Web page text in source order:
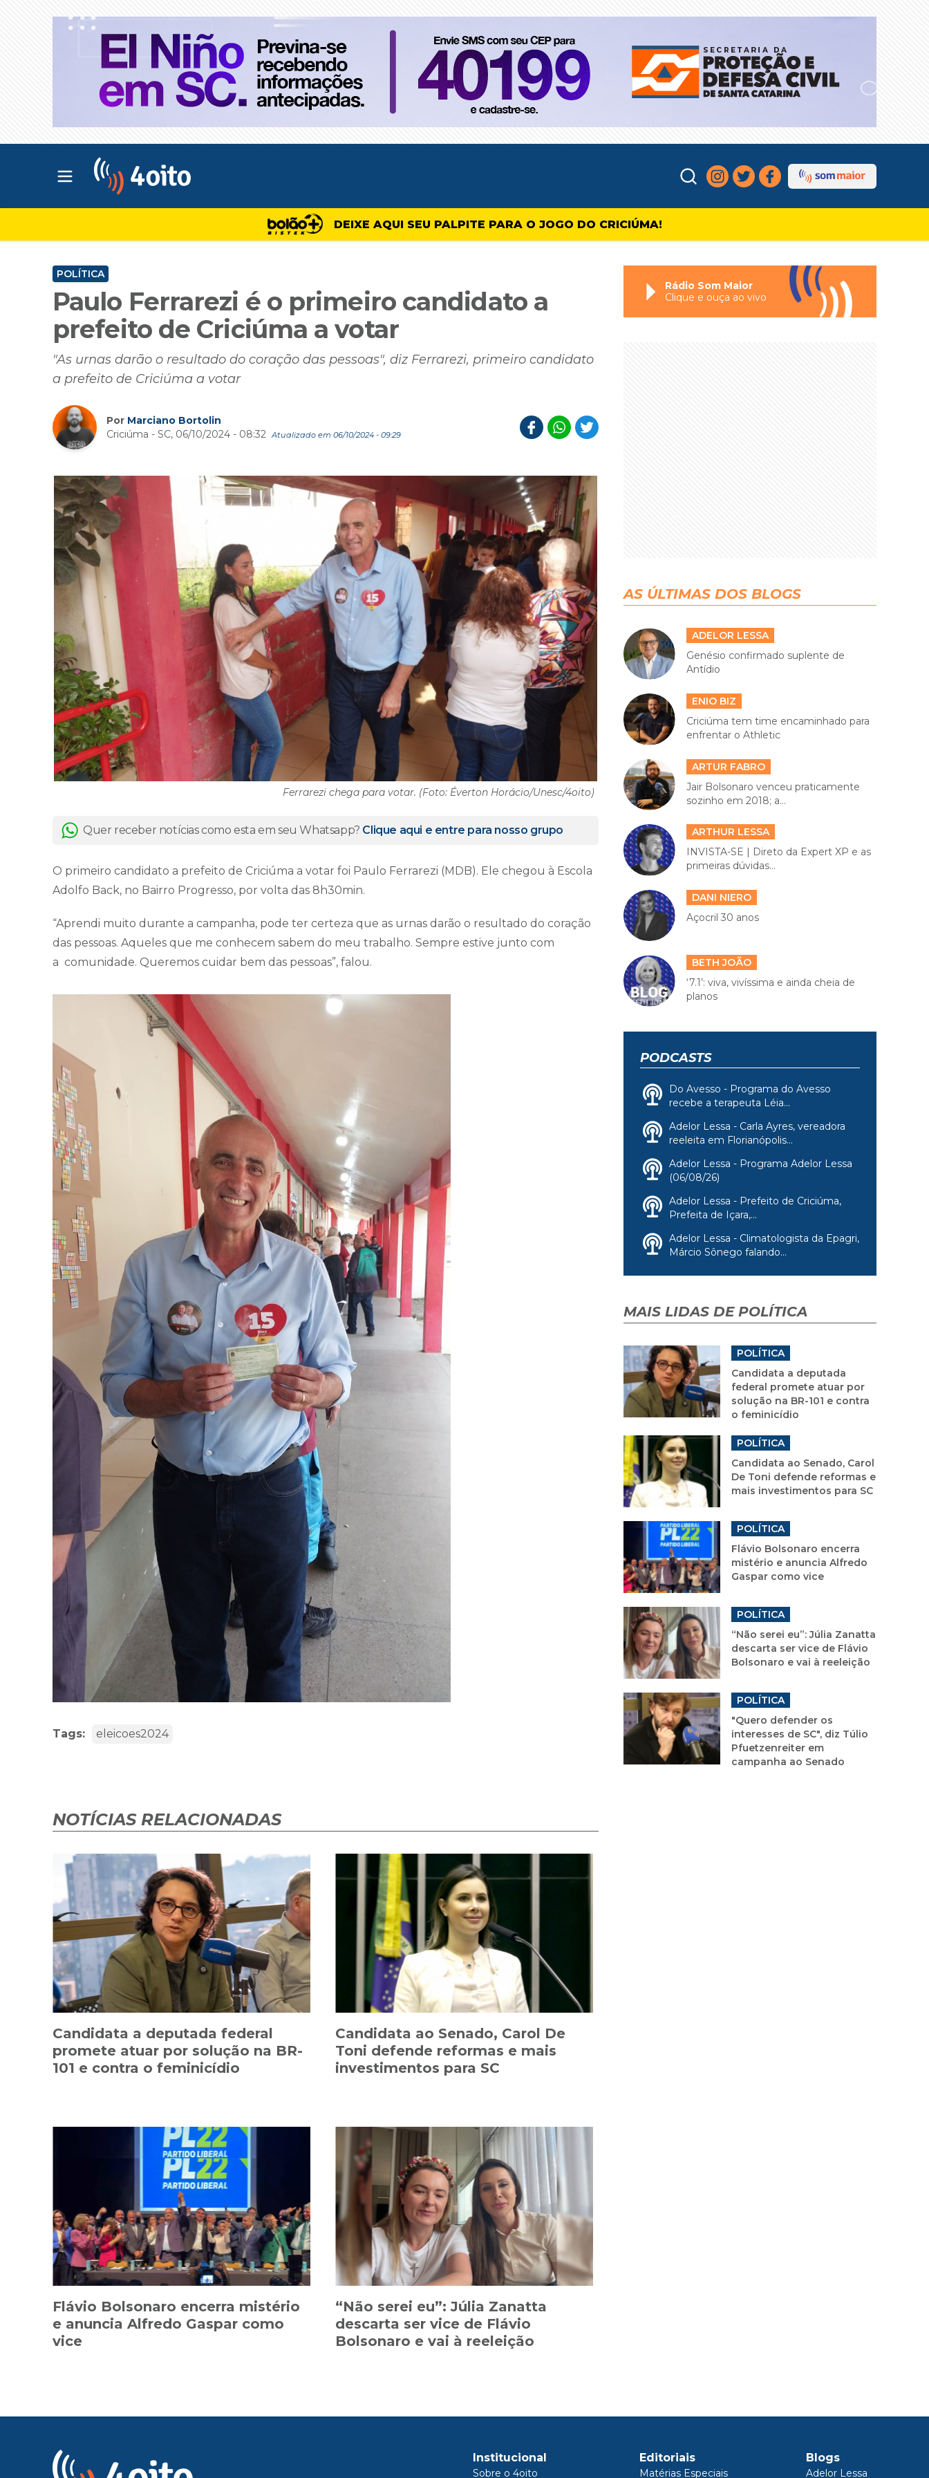
Abrir menu principal
DEIXE AQUI SEU PALPITE PARA O JOGO DO CRICIÚMA!
POLÍTICA
Paulo Ferrarezi é o primeiro candidato a
prefeito de Criciúma a votar
"As urnas darão o resultado do coração das pessoas", diz Ferrarezi, primeiro candidato
a prefeito de Criciúma a votar
Por Marciano Bortolin
Criciúma - SC, 06/10/2024 - 08:32 Atualizado em 06/10/2024 - 09:29
Ferrarezi chega para votar. (Foto: Éverton Horácio/Unesc/4oito)
Quer receber notícias como esta em seu Whatsapp? Clique aqui e entre para nosso grupo
O primeiro candidato a prefeito de Criciúma a votar foi Paulo Ferrarezi (MDB). Ele chegou à Escola
Adolfo Back, no Bairro Progresso, por volta das 8h30min.
“Aprendi muito durante a campanha, pode ter certeza que as urnas darão o resultado do coração
das pessoas. Aqueles que me conhecem sabem do meu trabalho. Sempre estive junto com
a comunidade. Queremos cuidar bem das pessoas”, falou.
Tags: eleicoes2024
NOTÍCIAS RELACIONADAS
Candidata a deputada federal
promete atuar por solução na BR-
101 e contra o feminicídio
Candidata ao Senado, Carol De
Toni defende reformas e mais
investimentos para SC
Flávio Bolsonaro encerra mistério
e anuncia Alfredo Gaspar como
vice
“Não serei eu”: Júlia Zanatta
descarta ser vice de Flávio
Bolsonaro e vai à reeleição
Rádio Som Maior
Clique e ouça ao vivo
AS ÚLTIMAS DOS BLOGS
ADELOR LESSA
Genésio confirmado suplente de
Antídio
ENIO BIZ
Criciúma tem time encaminhado para
enfrentar o Athletic
ARTUR FABRO
Jair Bolsonaro venceu praticamente
sozinho em 2018; a...
ARTHUR LESSA
INVISTA-SE | Direto da Expert XP e as
primeiras dúvidas...
DANI NIERO
Açocril 30 anos
BETH JOÃO
‘7.1’: viva, vivíssima e ainda cheia de
planos
PODCASTS
Do Avesso - Programa do Avesso
recebe a terapeuta Léia...
Adelor Lessa - Carla Ayres, vereadora
reeleita em Florianópolis...
Adelor Lessa - Programa Adelor Lessa
(06/08/26)
Adelor Lessa - Prefeito de Criciúma,
Prefeita de Içara,...
Adelor Lessa - Climatologista da Epagri,
Márcio Sônego falando...
MAIS LIDAS DE POLÍTICA
POLÍTICA
Candidata a deputada
federal promete atuar por
solução na BR-101 e contra
o feminicídio
POLÍTICA
Candidata ao Senado, Carol
De Toni defende reformas e
mais investimentos para SC
POLÍTICA
Flávio Bolsonaro encerra
mistério e anuncia Alfredo
Gaspar como vice
POLÍTICA
“Não serei eu”: Júlia Zanatta
descarta ser vice de Flávio
Bolsonaro e vai à reeleição
POLÍTICA
"Quero defender os
interesses de SC", diz Túlio
Pfuetzenreiter em
campanha ao Senado
Institucional
Sobre o 4oito
Editoriais
Matérias Especiais
Blogs
Adelor Lessa